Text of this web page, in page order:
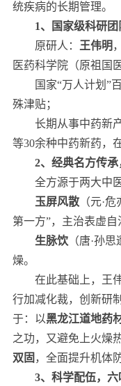
统疾病的长期管理。
1、国家级科研
原研人：
王伟明
医药科学院（原祖国
国家“万人计划”
殊津贴；
长期从事中药新
等30余种中药新药，
2、经典名方传
全方源于两大中
玉屏风散（元·危
第一方”，主治表虚自
生脉饮（唐·孙思
燥。
在此基础上，王
行加减化裁，创新研
于：以黑龙江道地药
之功，又避免上火燥
双固 ，全面提升机体
3、科学配伍，